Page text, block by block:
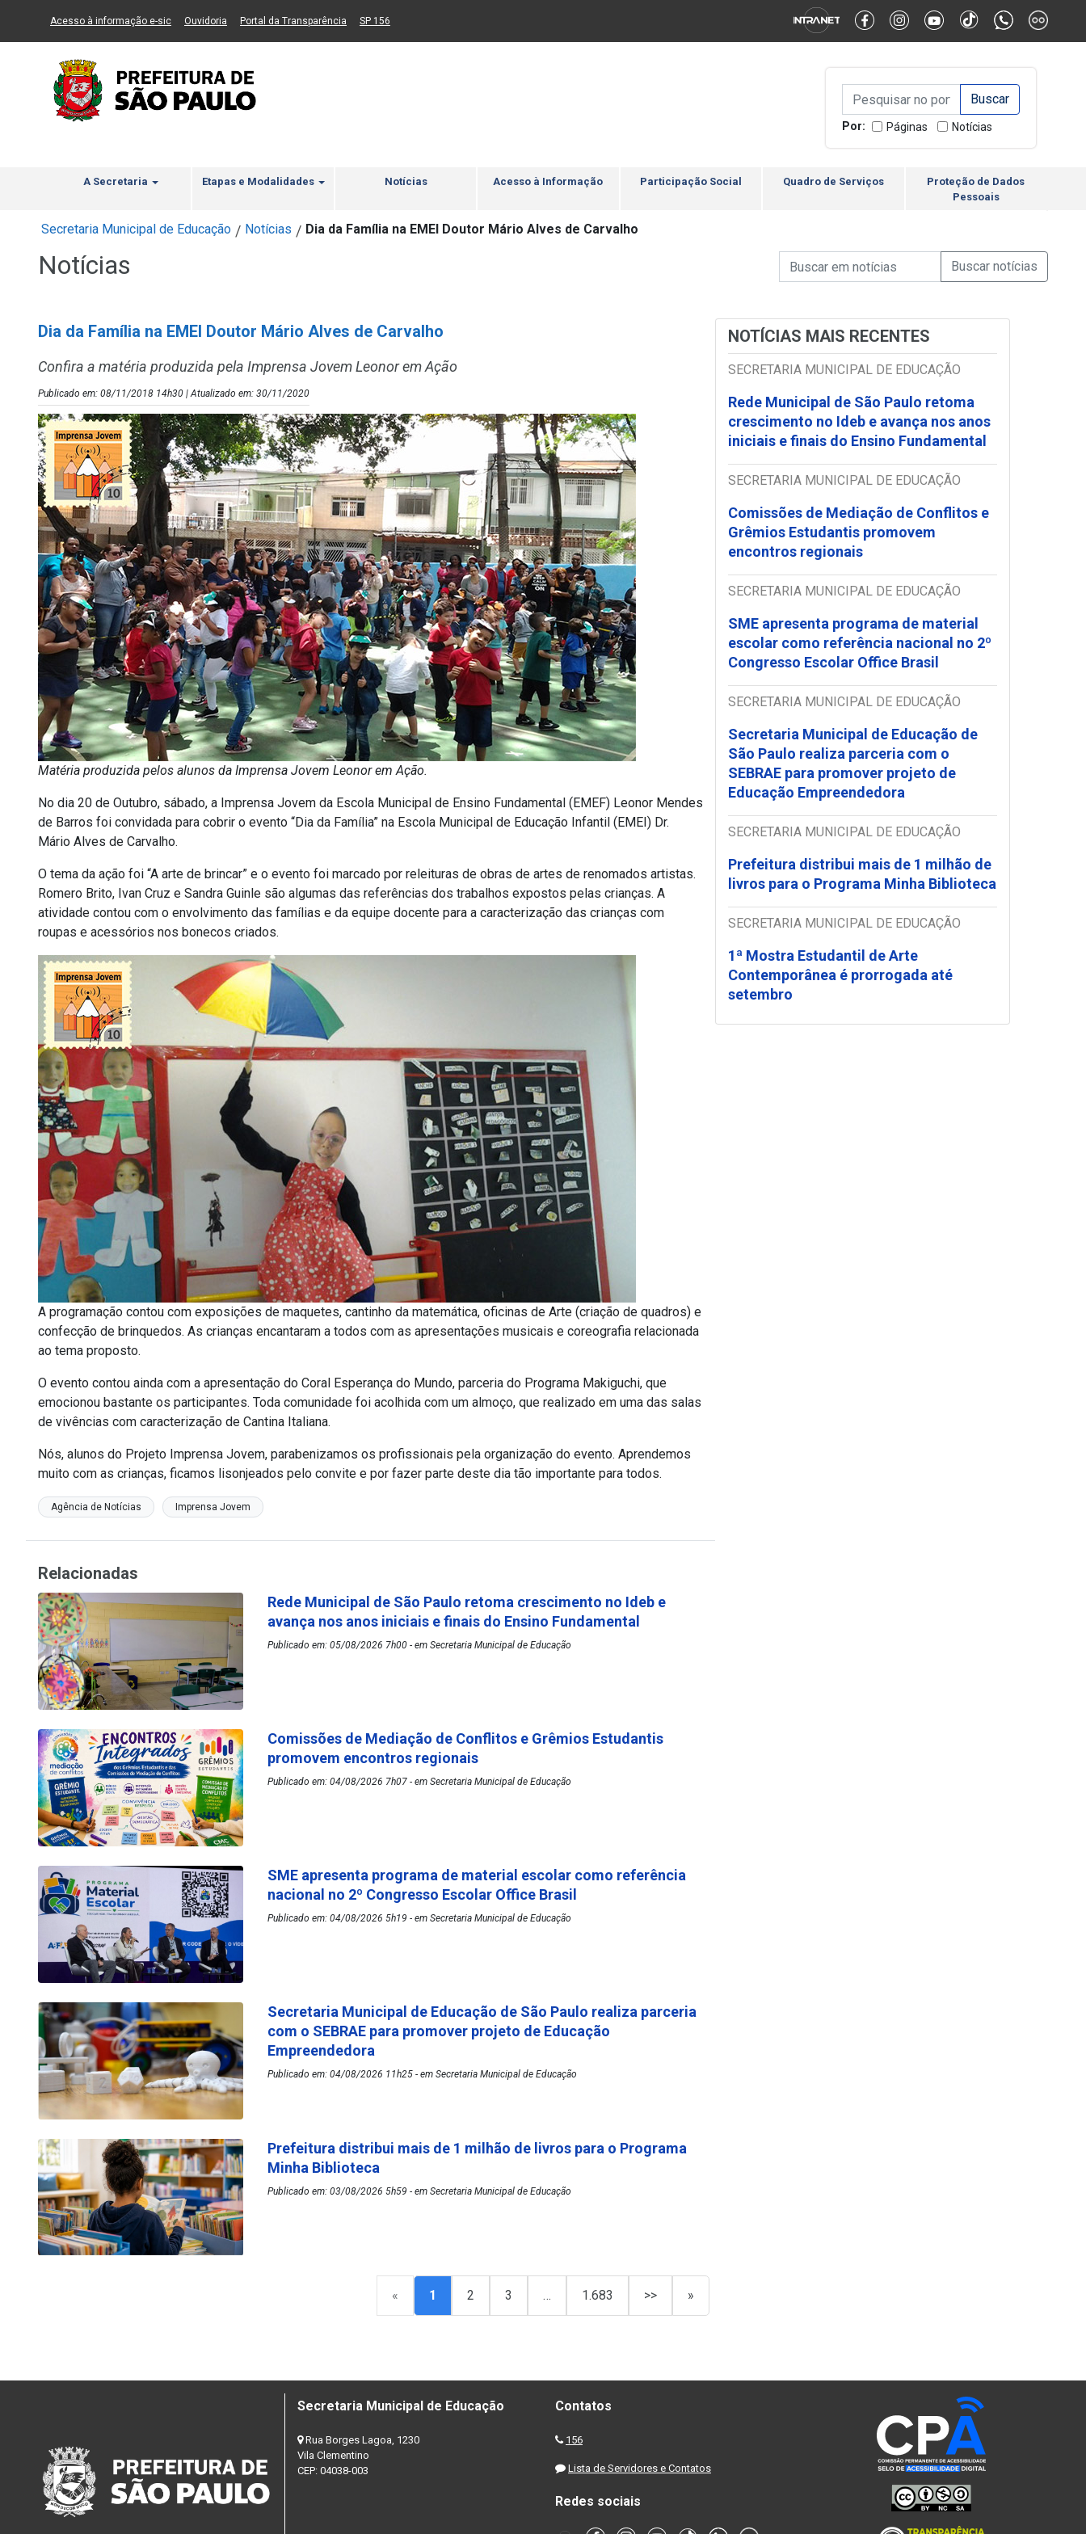
Ir ao Conteúdo Ir para menu principal 2 Ir para busca Ir para rodapé Alternar Alto Contraste Alternar Tamanho da Fonte
Acesso à informação e-sic(Link para um novo sítio)
Ouvidoria (Link para um novo sítio)
Portal da Transparência (Link para um novo sítio)
SP 156
Campo de Busca de
Campo de Busca de informaçõesEnviar a Busca
Por: Páginas Notícias
A Secretaria Etapas e Modalidades Notícias Acesso à Informação Participação Social Quadro de Serviços
Proteção de Dados
Pessoais
Secretaria Municipal de Educação / Notícias / Dia da Família na EMEI Doutor Mário Alves de Carvalho
Notícias Campo de Busca de Notícias
Campo de Busca de informaçõesEnviar a Busca de
Dia da Família na EMEI Doutor Mário Alves de Carvalho
Confira a matéria produzida pela Imprensa Jovem Leonor em Ação
Publicado em: 08/11/2018 14h30 | Atualizado em: 30/11/2020
Matéria produzida pelos alunos da Imprensa Jovem Leonor em Ação.
No dia 20 de Outubro, sábado, a Imprensa Jovem da Escola Municipal de Ensino Fundamental (EMEF) Leonor Mendes
de Barros foi convidada para cobrir o evento “Dia da Família” na Escola Municipal de Educação Infantil (EMEI) Dr.
Mário Alves de Carvalho.
O tema da ação foi “A arte de brincar” e o evento foi marcado por releituras de obras de artes de renomados artistas.
Romero Brito, Ivan Cruz e Sandra Guinle são algumas das referências dos trabalhos expostos pelas crianças. A
atividade contou com o envolvimento das famílias e da equipe docente para a caracterização das crianças com
roupas e acessórios nos bonecos criados.
A programação contou com exposições de maquetes, cantinho da matemática, oficinas de Arte (criação de quadros) e
confecção de brinquedos. As crianças encantaram a todos com as apresentações musicais e coreografia relacionada
ao tema proposto.
O evento contou ainda com a apresentação do Coral Esperança do Mundo, parceria do Programa Makiguchi, que
emocionou bastante os participantes. Toda comunidade foi acolhida com um almoço, que realizado em uma das salas
de vivências com caracterização de Cantina Italiana.
Nós, alunos do Projeto Imprensa Jovem, parabenizamos os profissionais pela organização do evento. Aprendemos
muito com as crianças, ficamos lisonjeados pelo convite e por fazer parte deste dia tão importante para todos.
Agência de Notícias Imprensa Jovem
NOTÍCIAS MAIS RECENTES
SECRETARIA MUNICIPAL DE EDUCAÇÃO
Rede Municipal de São Paulo retoma
crescimento no Ideb e avança nos anos
iniciais e finais do Ensino Fundamental
SECRETARIA MUNICIPAL DE EDUCAÇÃO
Comissões de Mediação de Conflitos e
Grêmios Estudantis promovem
encontros regionais
SECRETARIA MUNICIPAL DE EDUCAÇÃO
SME apresenta programa de material
escolar como referência nacional no 2º
Congresso Escolar Office Brasil
SECRETARIA MUNICIPAL DE EDUCAÇÃO
Secretaria Municipal de Educação de
São Paulo realiza parceria com o
SEBRAE para promover projeto de
Educação Empreendedora
SECRETARIA MUNICIPAL DE EDUCAÇÃO
Prefeitura distribui mais de 1 milhão de
livros para o Programa Minha Biblioteca
SECRETARIA MUNICIPAL DE EDUCAÇÃO
1ª Mostra Estudantil de Arte
Contemporânea é prorrogada até
setembro
Relacionadas
Rede Municipal de São Paulo retoma crescimento no Ideb e
avança nos anos iniciais e finais do Ensino Fundamental
Publicado em: 05/08/2026 7h00 - em Secretaria Municipal de Educação
Comissões de Mediação de Conflitos e Grêmios Estudantis
promovem encontros regionais
Publicado em: 04/08/2026 7h07 - em Secretaria Municipal de Educação
SME apresenta programa de material escolar como referência
nacional no 2º Congresso Escolar Office Brasil
Publicado em: 04/08/2026 5h19 - em Secretaria Municipal de Educação
Secretaria Municipal de Educação de São Paulo realiza parceria
com o SEBRAE para promover projeto de Educação
Empreendedora
Publicado em: 04/08/2026 11h25 - em Secretaria Municipal de Educação
Prefeitura distribui mais de 1 milhão de livros para o Programa
Minha Biblioteca
Publicado em: 03/08/2026 5h59 - em Secretaria Municipal de Educação
« 1 2 3 … 1.683 >> »
Secretaria Municipal de Educação
Rua Borges Lagoa, 1230
Vila Clementino
CEP: 04038-003
Contatos
156
Lista de Servidores e Contatos
Redes sociais